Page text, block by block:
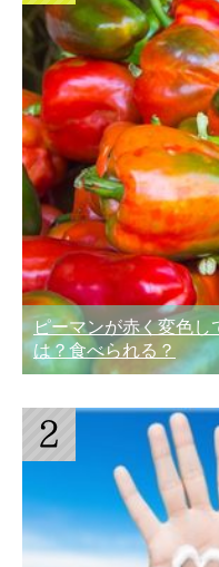
ピーマンが赤く変色し
は？食べられる？